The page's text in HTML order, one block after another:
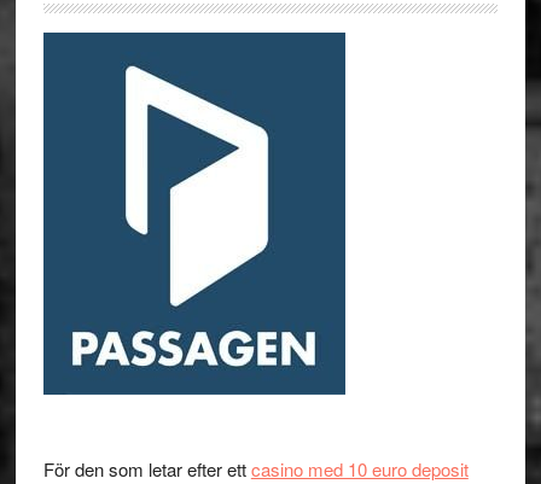
För den som letar efter ettcasino med 10 euro deposit